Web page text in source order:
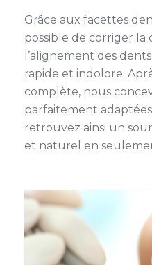
Grâce aux facettes
possible de corriger
l’alignement des
rapide et indolore.
complète, nous
parfaitement
retrouvez ainsi un
et naturel en